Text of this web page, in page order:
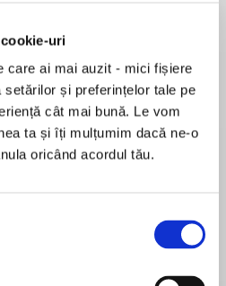
uri
care ai mai auzit - mici fișiere
și preferințelor tale pe
cât mai bună. Le vom
ta și îți mulțumim dacă ne-o
oricând acordul tău.
O'Farrell
Menajera
Freida McFadden
Sohn Won-pyung